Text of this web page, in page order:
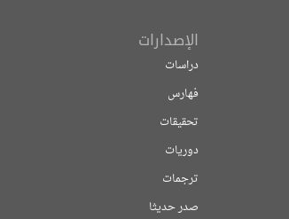
الإصدارات
دراسات
فهارس
تحقيقات
دوريات
ترجمات
صدر حديثا